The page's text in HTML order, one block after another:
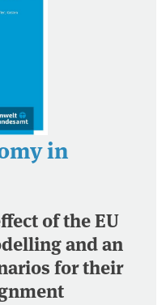
in
of the EU
and an
for their